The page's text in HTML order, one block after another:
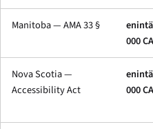
Manitoba — AMA 33 §
000
Nova Scotia —
Accessibility Act
000